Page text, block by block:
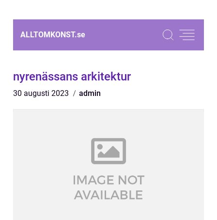
ALLTOMKONST.se
nyrenässans arkitektur
30 augusti 2023 admin